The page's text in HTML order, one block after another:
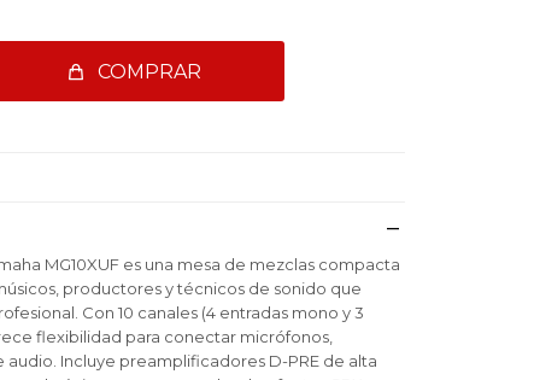
COMPRAR
MG10XUF es una mesa de mezclas compacta
productores y técnicos de sonido que
Con 10 canales (4 entradas mono y 3
flexibilidad para conectar micrófonos,
audio. Incluye preamplificadores D-PRE de alta